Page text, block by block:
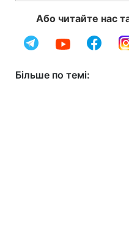
Або читайте нас
Більше по темі: